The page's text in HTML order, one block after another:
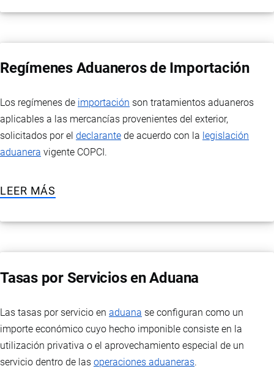
Regímenes Aduaneros de Importación
Los regímenes de importación son tratamientos aduaneros
aplicables a las mercancías provenientes del exterior,
solicitados por el declarante de acuerdo con la legislación
aduanera vigente COPCI.
LEER MÁS
Tasas por Servicios en Aduana
Las tasas por servicio en aduana se configuran como un
importe económico cuyo hecho imponible consiste en la
utilización privativa o el aprovechamiento especial de un
servicio dentro de las operaciones aduaneras.